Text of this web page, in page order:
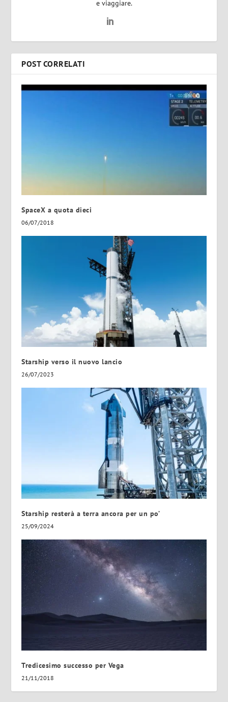
e viaggiare.
POST CORRELATI
SpaceX a quota dieci
06/07/2018
Starship verso il nuovo lancio
26/07/2023
Starship resterà a terra ancora per un po’
25/09/2024
Tredicesimo successo per Vega
21/11/2018